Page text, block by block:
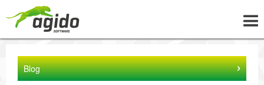
UNTERNEHMEN
LÖSUNGEN
Blog